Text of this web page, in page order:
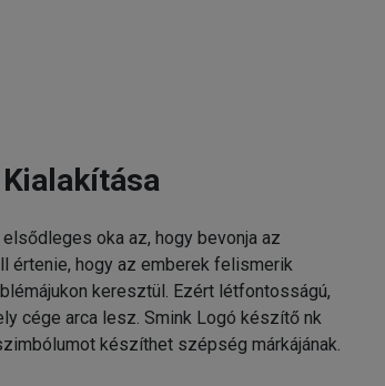
oka az, hogy bevonja az
értenie, hogy az emberek felismerik
keresztül. Ezért létfontosságú,
cége arca lesz. Smink Logó készítő nk
készíthet szépség márkájának.